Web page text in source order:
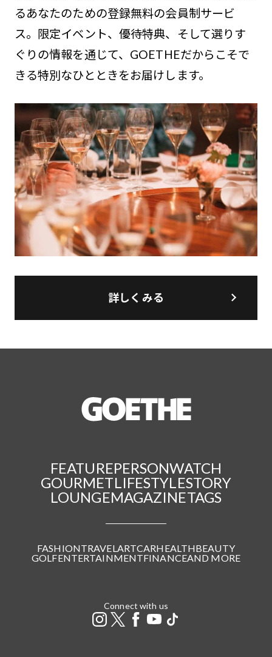
るあなたのための登録無料の会員制サービ
ス。限定イベント、優待特典、そして選りす
ぐりの情報を通じて、GOETHEだからこそで
きる特別なひとときをお届けします。
詳しくみる
FEATUREPERSONWATCH
GOURMETLIFESTYLESTORY
LOUNGEMAGAZINETAGS
FASHIONTRAVELARTCARHEALTHBEAUTY
GOLFENTERTAINMENTFINANCEAND MORE
Connect with us